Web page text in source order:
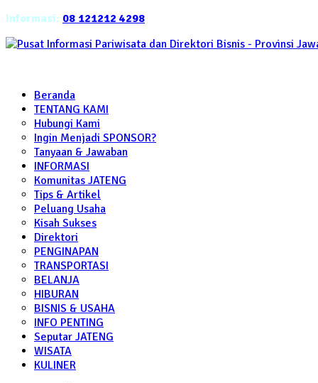
Informasi: 08 121212 4298
Beranda
TENTANG KAMI
Hubungi Kami
Ingin Menjadi SPONSOR?
Tanyaan & Jawaban
INFORMASI
Komunitas JATENG
Tips & Artikel
Peluang Usaha
Kisah Sukses
Direktori
PENGINAPAN
TRANSPORTASI
BELANJA
HIBURAN
BISNIS & USAHA
INFO PENTING
Seputar JATENG
WISATA
KULINER